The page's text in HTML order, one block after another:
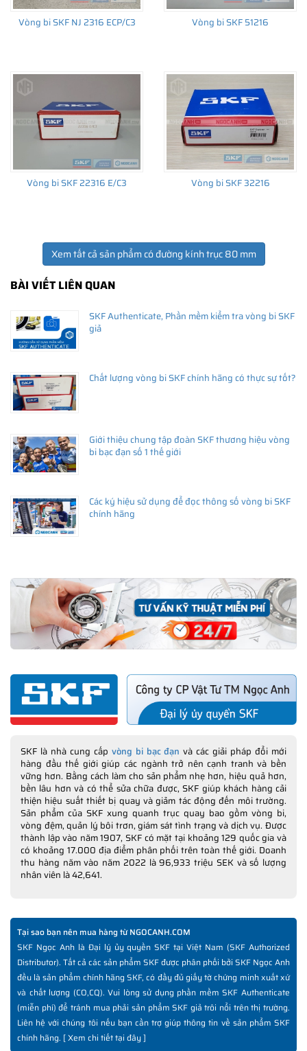
Vòng bi SKF NJ 2316 ECP/C3 Vòng bi SKF 51216
Vòng bi SKF 22316 E/C3 Vòng bi SKF 32216
Xem tất cả sản phẩm có đường kính trục 80 mm
BÀI VIẾT LIÊN QUAN
SKF Authenticate, Phần mềm kiểm tra vòng bi SKF
giả
Chất lượng vòng bi SKF chính hãng có thực sự tốt?
Giới thiệu chung tập đoàn SKF thương hiệu vòng
bi bạc đạn số 1 thế giới
Các ký hiệu sử dụng để đọc thông số vòng bi SKF
chính hãng
SKF là nhà cung cấp vòng bi bạc đạn và các giải pháp đổi mới
hàng đầu thế giới giúp các ngành trở nên cạnh tranh và bền
vững hơn. Bằng cách làm cho sản phẩm nhẹ hơn, hiệu quả hơn,
bền lâu hơn và có thể sửa chữa được, SKF giúp khách hàng cải
thiện hiệu suất thiết bị quay và giảm tác động đến môi trường.
Sản phẩm của SKF xung quanh trục quay bao gồm vòng bi,
vòng đệm, quản lý bôi trơn, giám sát tình trạng và dịch vụ. Được
thành lập vào năm 1907, SKF có mặt tại khoảng 129 quốc gia và
có khoảng 17.000 địa điểm phân phối trên toàn thế giới. Doanh
thu hàng năm vào năm 2022 là 96,933 triệu SEK và số lượng
nhân viên là 42,641.
Tại sao bạn nên mua hàng từ NGOCANH.COM
SKF Ngọc Anh là Đại lý ủy quyền SKF tại Việt Nam (SKF Authorized
Distributor). Tất cả các sản phẩm SKF được phân phối bởi SKF Ngọc Anh
đều là sản phẩm chính hãng SKF, có đầy đủ giấy tờ chứng minh xuất xứ
và chất lượng (CO,CQ). Vui lòng sử dụng phần mềm SKF Authenticate
(miễn phí) để tránh mua phải sản phẩm SKF giả trôi nổi trên thị trường.
Liên hệ với chúng tôi nếu bạn cần trợ giúp thông tin về sản phẩm SKF
chính hãng. [Xem chi tiết tại đây]